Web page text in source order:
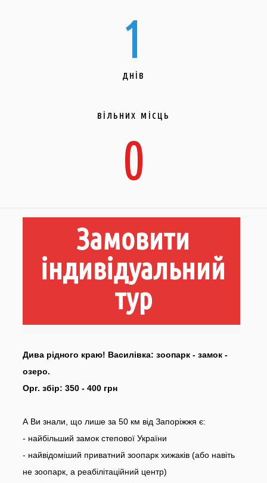
1
днів
вільних місць
0
Замовити
індивідуальний
тур
Дива рідного краю! Василівка: зоопарк - замок -
озеро.
Орг. збір: 350 - 400 грн
А Ви знали, що лише за 50 км від Запоріжжя є:
- найбільший замок степової України
- найвідоміший приватний зоопарк хижаків (або навіть
не зоопарк, а реабілітаційний центр)